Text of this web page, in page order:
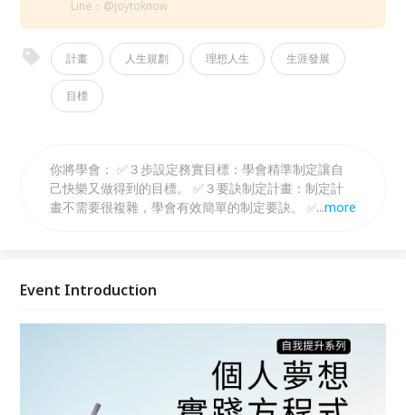
Line：@joytoknow
計畫 人生規劃 理想人生 生涯發展
目標
你將學會： ✅３步設定務實目標：學會精準制定讓自
己快樂又做得到的目標。 ✅３要訣制定計畫：制定計
畫不需要很複雜，學會有效簡單的制定要訣。 ✅３原
...more
Event Introduction